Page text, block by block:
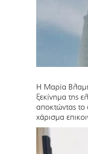
Η Μαρία
ξεκίνημα της
αποκτώντας το
χάρισμα